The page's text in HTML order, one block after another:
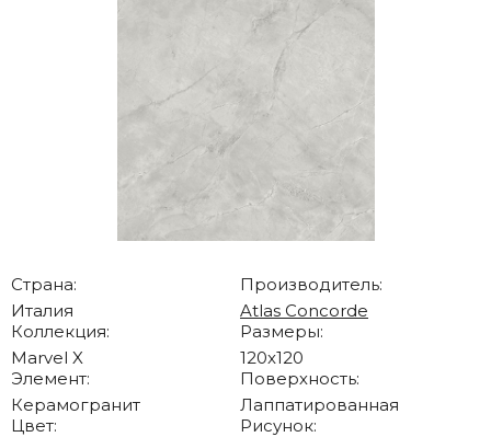
Страна:
Италия
Производитель:
Atlas Concorde
Коллекция:
Marvel X
Размеры:
120x120
Элемент:
Керамогранит
Поверхность:
Лаппатированная
Цвет:
Рисунок: